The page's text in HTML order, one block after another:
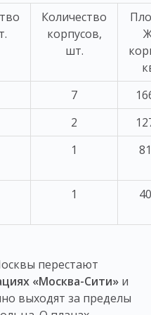
Количество
корпусов,
шт.
7
2
1
1
перестают
«Москва-Сити» и
выходят за пределы